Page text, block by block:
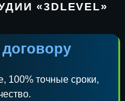
«3DLEVEL»
100% точные сроки,